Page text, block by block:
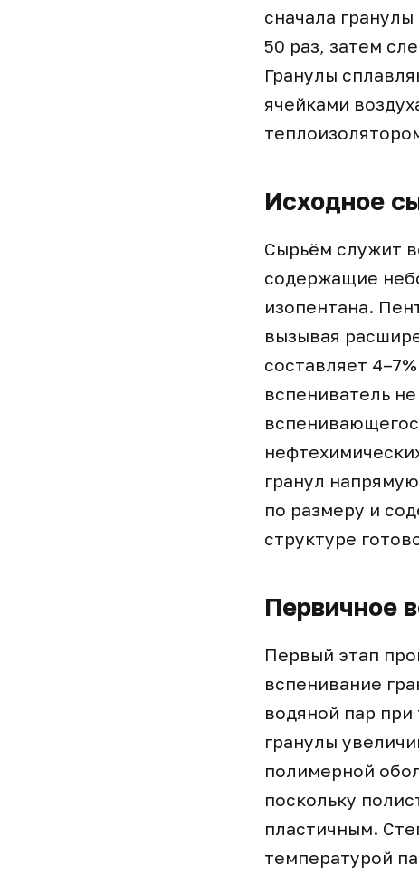
сначала
50 раз, затем
Гранулы
ячейками
Исходное
Сырьём служит
содержащие
изопентана.
вызывая
составляет
вспениватель
гранул
по размеру и
структуре
Первичное
Первый этап
вспенивание
водяной пар при
гранулы
полимерной
поскольку
пластичным.
температурой